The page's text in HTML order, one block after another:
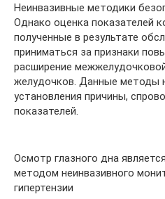
Неинвазивные методики
Однако оценка показателей
полученные в результате
приниматься за признаки
расширение
желудочков. Данные методы
установления причины,
показателей.
Осмотр глазного дна
методом неинвазивного
гипертензии